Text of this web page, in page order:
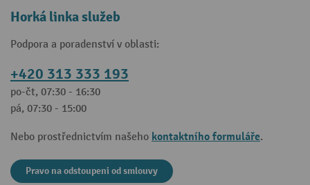
Horká linka služeb
Podpora a poradenství v oblasti:
+420 313 333 193
po-čt, 07:30 - 16:30
pá, 07:30 - 15:00
Nebo prostřednictvím našeho kontaktního formuláře.
Pravo na odstoupeni od smlouvy